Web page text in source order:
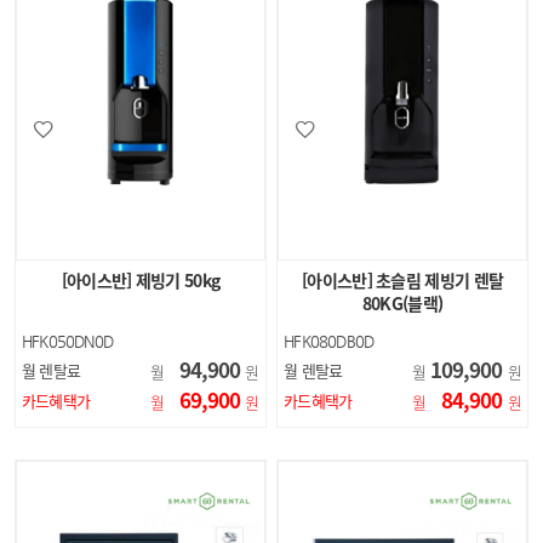
[아이스반] 제빙기 50kg
HFK050DN0D
월 렌탈료 월 94,900 원
카드혜택가
월 69,900 원
[아이스반] 초슬림 제빙기 렌탈
80KG(블랙)
HFK080DB0D
월 렌탈료 월 109,900 원
카드혜택가
월 84,900 원